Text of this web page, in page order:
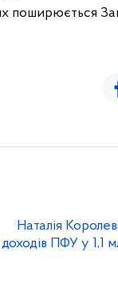
поширюється
Наталія
доходів ПФУ у 1,1